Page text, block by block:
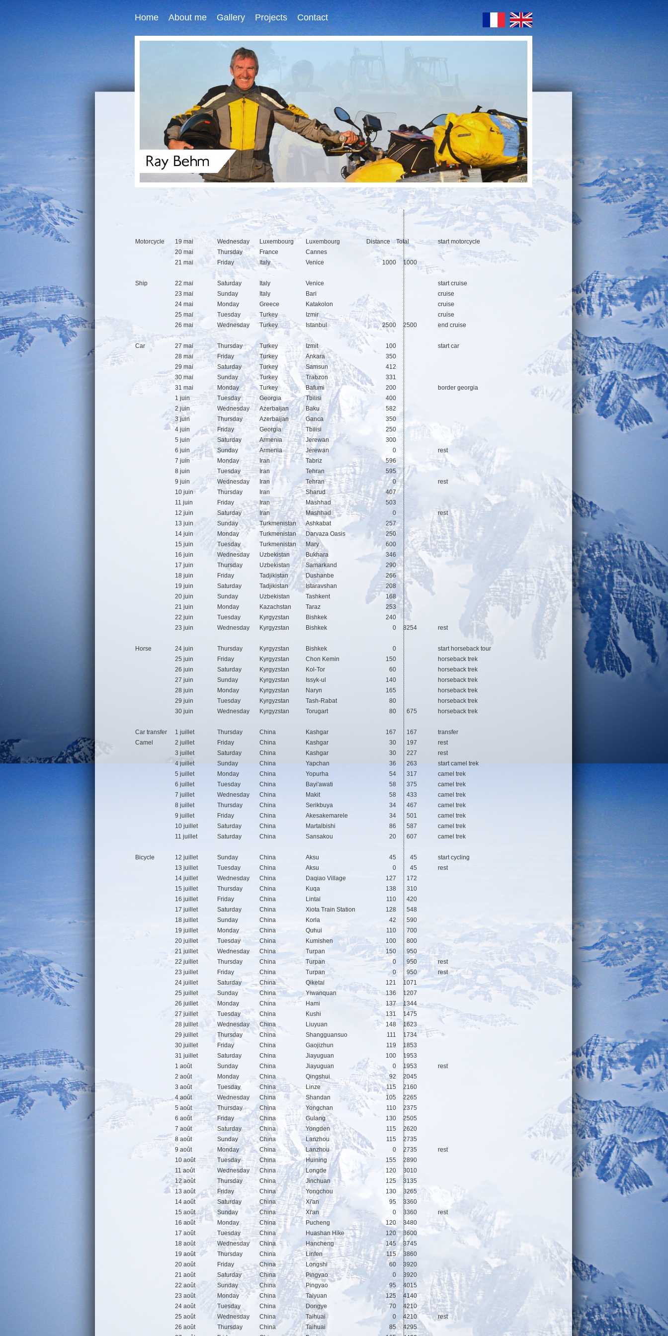
Home About me Gallery Projects Contact
Motorcycle 19 mai Wednesday Luxembourg Luxembourg Distance Total
start motorcycle
20 mai
Thursday France
Cannes
21 mai
Friday Italy Venice 1000 1000
Ship 22 mai Saturday Italy Venice
start cruise
23 mai
Sunday Italy Bari
cruise
24 mai
Monday Greece Katakolon
cruise
25 mai
Tuesday Turkey Izmir
cruise
26 mai
Wednesday Turkey Istanbul 2500 2500 end cruise
Car 27 mai Thursday Turkey Izmit 100
start car
28 mai
Friday Turkey Ankara
350
29 mai
Saturday Turkey Samsun
412
30 mai
Sunday Turkey Trabzon
331
31 mai
Monday Turkey Bafumi 200
border georgia
1 juin
Tuesday Georgia Tbilisi
400
2 juin
Wednesday Azerbaijan Baku
582
3 juin
Thursday Azerbaijan Ganca
350
4 juin
Friday Georgia Tbilisi
250
5 juin
Saturday Armenia Jerewan
300
6 juin
Sunday Armenia Jerewan 0
rest
7 juin
Monday Iran Tabriz
596
8 juin
Tuesday Iran Tehran
595
9 juin
Wednesday Iran Tehran 0
rest
10 juin
Thursday Iran Sharud
407
11 juin
Friday Iran Mashhad
503
12 juin
Saturday Iran Mashhad 0
rest
13 juin
Sunday Turkmenistan Ashkabat
257
14 juin
Monday Turkmenistan Darvaza Oasis
250
15 juin
Tuesday Turkmenistan Mary
600
16 juin
Wednesday Uzbekistan Bukhara
346
17 juin
Thursday Uzbekistan Samarkand
290
18 juin
Friday Tadjikistan Dushanbe
266
19 juin
Saturday Tadjikistan Istaravshan
208
20 juin
Sunday Uzbekistan Tashkent
168
21 juin
Monday Kazachstan Taraz
253
22 juin
Tuesday Kyrgyzstan Bishkek
240
23 juin
Wednesday Kyrgyzstan Bishkek 0 8254 rest
Horse 24 juin Thursday Kyrgyzstan Bishkek 0
start horseback tour
25 juin
Friday Kyrgyzstan Chon Kemin 150
horseback trek
26 juin
Saturday Kyrgyzstan Kol-Tor 60
horseback trek
27 juin
Sunday Kyrgyzstan Issyk-ul 140
horseback trek
28 juin
Monday Kyrgyzstan Naryn 165
horseback trek
29 juin
Tuesday Kyrgyzstan Tash-Rabat 80
horseback trek
30 juin
Wednesday Kyrgyzstan Torugart 80 675 horseback trek
Car transfer 1 juillet Thursday China Kashgar 167 167
transfer
Camel
2 juillet Friday China Kashgar 30 197
rest
3 juillet
Saturday China Kashgar 30 227
rest
4 juillet
Sunday China Yapchan 36 263
start camel trek
5 juillet
Monday China Yopurha 54 317
camel trek
6 juillet
Tuesday China Bayi'awati 58 375
camel trek
7 juillet
Wednesday China Makit 58 433
camel trek
8 juillet
Thursday China Serikbuya 34 467
camel trek
9 juillet
Friday China Akesakemarele 34 501
camel trek
10 juillet
Saturday China Martalbishi 86 587
camel trek
11 juillet
Saturday China Sansakou 20 607 camel trek
Bicycle 12 juillet Sunday China Aksu 45 45
start cycling
13 juillet
Tuesday China Aksu 0 45
rest
14 juillet
Wednesday China Daqiao Village 127
172
15 juillet
Thursday China Kuqa 138
310
16 juillet
Friday China Lintai 110
420
17 juillet
Saturday China Xiota Train Station 128
548
18 juillet
Sunday China Korla 42
590
19 juillet
Monday China Quhui 110
700
20 juillet
Tuesday China Kumishen 100
800
21 juillet
Wednesday China Turpan 150
950
22 juillet
Thursday China Turpan 0 950
rest
23 juillet
Friday China Turpan 0 950
rest
24 juillet
Saturday China Qiketai 121
1071
25 juillet
Sunday China Yiwanquan 136
1207
26 juillet
Monday China Hami 137
1344
27 juillet
Tuesday China Kushi 131
1475
28 juillet
Wednesday China Liuyuan 148
1623
29 juillet
Thursday China Shangguansuo 111
1734
30 juillet
Friday China Gaojizhun 119
1853
31 juillet
Saturday China Jiayuguan 100
1953
1 août
Sunday China Jiayuguan 0 1953
rest
2 août
Monday China Qingshui 92
2045
3 août
Tuesday China Linze 115
2160
4 août
Wednesday China Shandan 105
2265
5 août
Thursday China Yongchan 110
2375
6 août
Friday China Gulang 130
2505
7 août
Saturday China Yongden 115
2620
8 août
Sunday China Lanzhou 115
2735
9 août
Monday China Lanzhou 0 2735
rest
10 août
Tuesday China Huining 155
2890
11 août
Wednesday China Longde 120
3010
12 août
Thursday China Jinchuan 125
3135
13 août
Friday China Yongchou 130
3265
14 août
Saturday China Xi'an 95
3360
15 août
Sunday China Xi'an 0 3360
rest
16 août
Monday China Pucheng 120
3480
17 août
Tuesday China Huashan Hike 120
3600
18 août
Wednesday China Hancheng 145
3745
19 août
Thursday China Linfen 115
3860
20 août
Friday China Longshi 60
3920
21 août
Saturday China Pingyao 0
3920
22 août
Sunday China Pingyao 95
4015
23 août
Monday China Taiyuan 125
4140
24 août
Tuesday China Dongye 70
4210
25 août
Wednesday China Taihuai 0 4210
rest
26 août
Thursday China Taihuai 85
4295